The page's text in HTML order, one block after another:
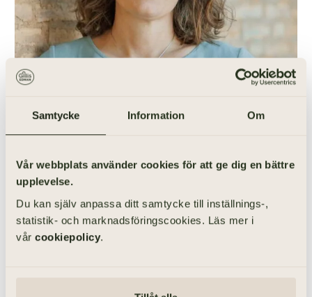
Samtycke Information Om
Vår webbplats använder cookies för att ge dig en bättre
upplevelse.
Du kan själv anpassa ditt samtycke till inställnings-,
statistik- och marknadsföringscookies. Läs mer i
vår cookiepolicy.
Vill du anordna en begravning i
Vårgårda? Prata med mig!
JENNIE CRUSELL
Begravningsentreprenör